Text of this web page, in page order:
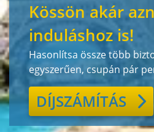
Kössön akár
induláshoz is!
Hasonlítsa össze több
egyszerűen, csupán pár
DÍJSZÁMÍTÁS